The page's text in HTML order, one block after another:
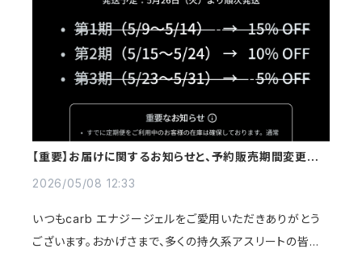
【重要】お届けに関するお知らせと、予約販売期間変更のご
2026/05/08 12:33
いつもcarb エナジージェルをご愛用いただきありがとう
ございます。おかげさまで、多くの持久系アスリートの皆様